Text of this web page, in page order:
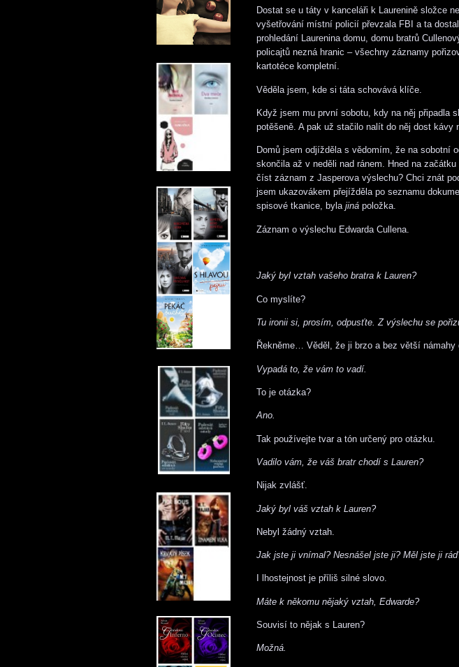
Dostat se u táty v kanceláři k Laurenině složce
vyšetřování místní policií převzala FBI a ta
prohledání Laurenina domu, domu bratrů
policajtů nezná hranic – všechny záznamy
kartotéce kompletní.
Věděla jsem, kde si táta schovává klíče.
Když jsem mu první sobotu, kdy na něj připadla
potěšeně. A pak už stačilo nalít do něj dost kávy
Domů jsem odjížděla s vědomím, že na sobotní
skončila až v neděli nad ránem. Hned na
číst záznam z Jasperova výslechu? Chci znát
jsem ukazovákem přejížděla po seznamu
spisové tkanice, byla jiná položka.
Záznam o výslechu Edwarda Cullena.
Jaký byl vztah vašeho bratra k Lauren?
Co myslíte?
Tu ironii si, prosím, odpusťte. Z výslechu se
Řekněme… Věděl, že ji brzo a bez větší
Vypadá to, že vám to vadí.
To je otázka?
Ano.
Tak používejte tvar a tón určený pro otázku.
Vadilo vám, že váš bratr chodí s Lauren?
Nijak zvlášť.
Jaký byl váš vztah k Lauren?
Nebyl žádný vztah.
Jak jste ji vnímal? Nesnášel jste ji? Měl jste ji
I lhostejnost je příliš silné slovo.
Máte k někomu nějaký vztah, Edwarde?
Souvisí to nějak s Lauren?
Možná.